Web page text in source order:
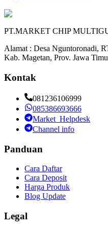
PT.MARKET CHIP
Alamat : Desa Nguntoronadi,
Kab. Magetan, Prov. Jawa
Kontak
081236106999
085386693666
Market_Helpdesk
Channel info
Panduan
Cara Daftar
Cara Deposit
Harga Produk
Blog Update
Legal